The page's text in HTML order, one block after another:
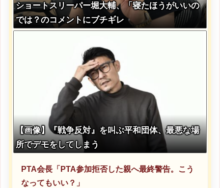
ショートスリーパー堀大輔、「寝たほうがいいの
では？のコメントにブチギレ
【画像】『戦争反対』を叫ぶ平和団体、最悪な場
所でデモをしてしまう
PTA会長「PTA参加拒否した親へ最終警告。こう
なってもいい？」